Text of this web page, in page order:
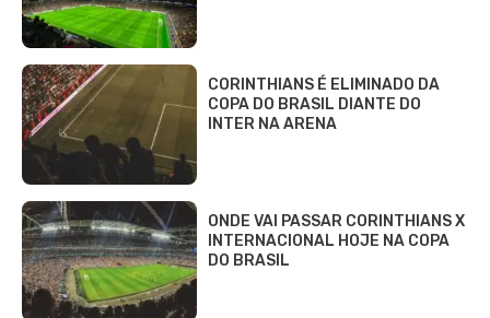
CORINTHIANS É ELIMINADO DA
COPA DO BRASIL DIANTE DO
INTER NA ARENA
ONDE VAI PASSAR CORINTHIANS X
INTERNACIONAL HOJE NA COPA
DO BRASIL